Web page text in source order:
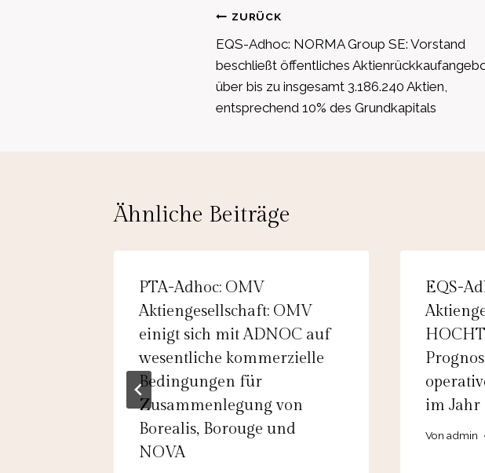
Beitragsnavigation
ZURÜCK
EQS-Adhoc: NORMA Group SE: Vorstand
beschließt öffentliches
über bis zu insgesamt 3.186.240 Aktien,
entsprechend 10% des Grundkapitals
Ähnliche Beiträge
PTA-Adhoc: OMV
Aktiengesellschaft: OMV
einigt sich mit ADNOC auf
wesentliche kommerzielle
Bedingungen für
Zusammenlegung von
Borealis, Borouge und
NOVA
EQS-
im Jahr
Von admin